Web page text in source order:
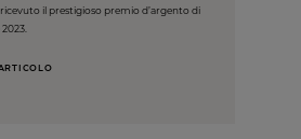
ricevuto il prestigioso premio d’argento di